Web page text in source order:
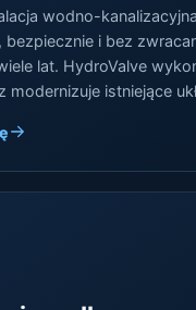
wodno-
bezpiecznie i bez
lat. HydroValve
modernizuje istniejące